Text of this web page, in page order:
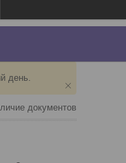
день.
документов